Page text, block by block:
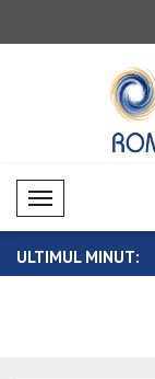
Mobil Menü
ULTIMUL MINUT:
nu este cineva care vrea